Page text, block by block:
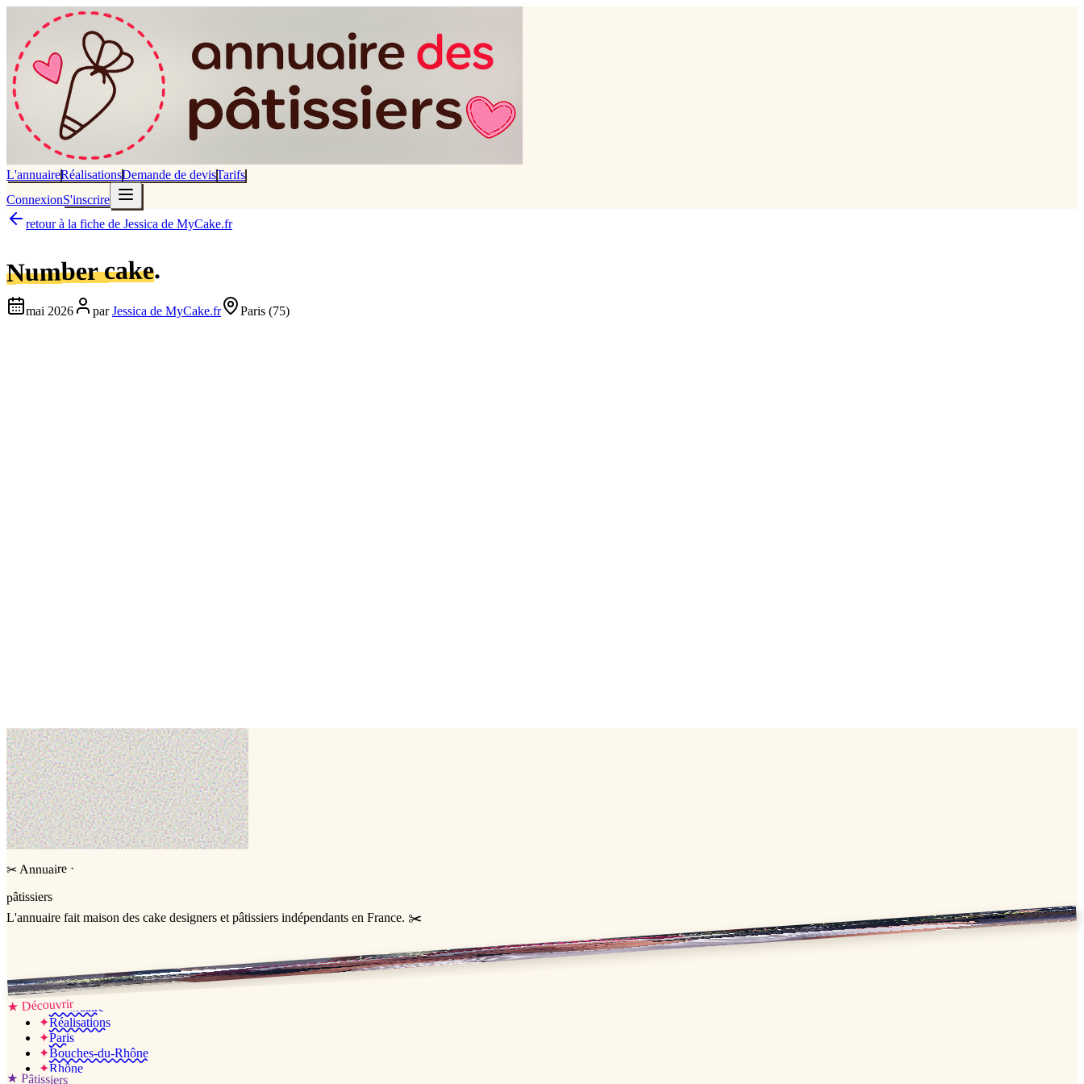
L'annuaireRéalisationsDemande de devisTarifs
ConnexionS'inscrire
retour à la fiche de Jessica de MyCake.fr
Number cake.
mai 2026 par Jessica de MyCake.fr Paris (75)
Cake design
✂ Annuaire ·
pâtissiers
L'annuaire fait maison des cake designers et pâtissiers indépendants en France. ✂️
Jessica & Jérémy ♡
★Découvrir
✦L’annuaire
✦Réalisations
✦Paris
✦Bouches-du-Rhône
✦Rhône
★ Pâtissiers